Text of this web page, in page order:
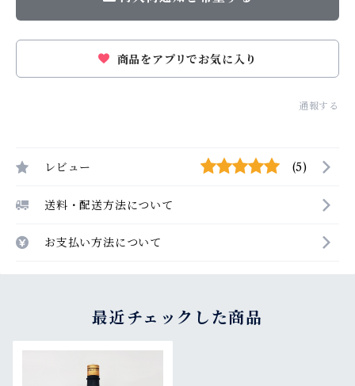
商品をアプリでお気に入り
通報する
レビュー (5)
送料・配送方法について
お支払い方法について
最近チェックした商品